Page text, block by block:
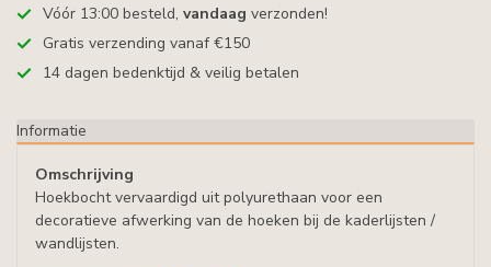
Vóór 13:00 besteld, vandaag verzonden!
Gratis verzending vanaf €150
14 dagen bedenktijd & veilig betalen
Informatie
Omschrijving
Hoekbocht vervaardigd uit polyurethaan voor een
decoratieve afwerking van de hoeken bij de kaderlijsten /
wandlijsten.